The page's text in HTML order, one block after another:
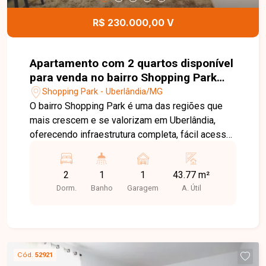
R$ 230.000,00 V
Apartamento com 2 quartos disponível
para venda no bairro Shopping Park
em Uberlândia-MG
Shopping Park - Uberlândia/MG
O bairro Shopping Park é uma das regiões que
mais crescem e se valorizam em Uberlândia,
oferecendo infraestrutura completa, fácil acesso
supermercados, escolas, comércios e diversos
serviços. Uma excelente localização para quem
busca praticidade, conforto e qualidade de vida.
possui 43,77 m² de área privativa, com
ambientes bem distribuídos, excelente
2
Dorm.
1
Banho
1
Garagem
43.77 m²
A. Útil
Cód. 52921